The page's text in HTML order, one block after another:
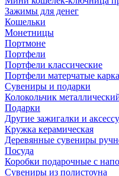
Зажимы для денег
Кошельки
Монетницы
Портмоне
Портфели
Портфели классические
Портфели матерчатые
Сувениры и подарки
Колокольчик
Подарки
Другие зажигалки и
Кружка керамическая
Деревянные сувениры
Посуда
Коробки подарочные с
Сувениры из полистоуна